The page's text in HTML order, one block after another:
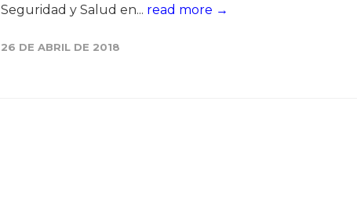
Seguridad y Salud en... read more →
26 DE ABRIL DE 2018